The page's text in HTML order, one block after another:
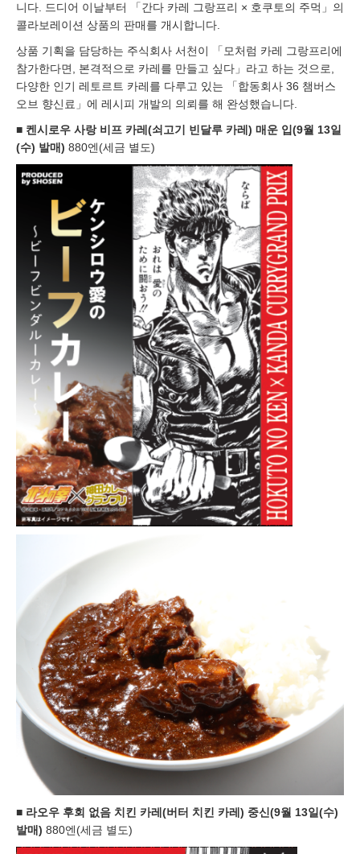
니다. 드디어 이날부터 「간다 카레 그랑프리 × 호쿠토의 주먹」의
콜라보레이션 상품의 판매를 개시합니다.
상품 기획을 담당하는 주식회사 서천이 「모처럼 카레 그랑프리에
참가한다면, 본격적으로 카레를 만들고 싶다」라고 하는 것으로,
다양한 인기 레토르트 카레를 다루고 있는 「합동회사 36 챔버스
오브 향신료」에 레시피 개발의 의뢰를 해 완성했습니다.
■ 켄시로우 사랑 비프 카레(쇠고기 빈달루 카레) 매운 입(9월 13일
(수) 발매) 880엔(세금 별도)
■ 라오우 후회 없음 치킨 카레(버터 치킨 카레) 중신(9월 13일(수)
발매) 880엔(세금 별도)